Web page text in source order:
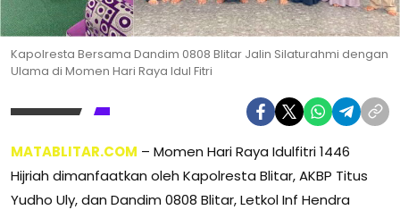
Kapolresta Bersama Dandim 0808 Blitar Jalin Silaturahmi dengan
Ulama di Momen Hari Raya Idul Fitri
MATABLITAR.COM – Momen Hari Raya Idulfitri 1446
Hijriah dimanfaatkan oleh Kapolresta Blitar, AKBP Titus
Yudho Uly, dan Dandim 0808 Blitar, Letkol Inf Hendra